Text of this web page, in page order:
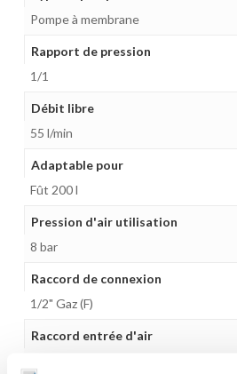
Pompe à membrane
Rapport de pression
1/1
Débit libre
55 l/min
Adaptable pour
Fût 200 l
Pression d'air utilisation
8 bar
Raccord de connexion
1/2" Gaz (F)
Raccord entrée d'air